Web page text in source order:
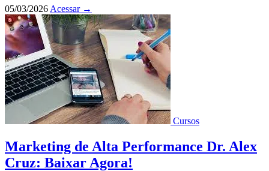
05/03/2026 Acessar →
Cursos
Marketing de Alta Performance Dr. Alex
Cruz: Baixar Agora!